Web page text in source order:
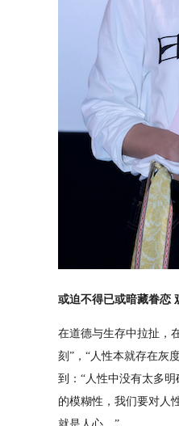
或迫不得已或暗藏眷恋
在道德与生存中拉扯，
刻”，“人性本就存在灰
到：“人性中没有太多
的模糊性，我们要对人